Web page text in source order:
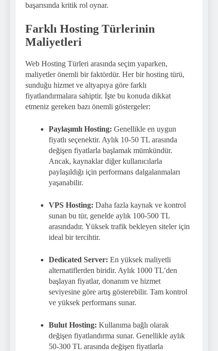
başarısında kritik rol oynar.
Farklı Hosting Türlerinin
Maliyetleri
Web Hosting Türleri arasında seçim yaparken,
maliyetler önemli bir faktördür. Her bir hosting türü,
sunduğu hizmet ve altyapıya göre farklı
fiyatlandırmalara sahiptir. İşte bu konuda dikkat
etmeniz gereken bazı önemli göstergeler:
Paylaşımlı Hosting: Genellikle en uygun
fiyatlı seçenektir. Aylık 10-50 TL arasında
değişen fiyatlarla başlamak mümkündür.
Ancak, kaynaklar diğer kullanıcılarla
paylaşıldığı için performans dalgalanmaları
yaşanabilir.
VPS Hosting: Daha fazla kaynak ve kontrol
sunan bu tür, genelde aylık 100-500 TL
arasındadır. Yüksek trafik bekleyen siteler için
ideal bir tercihtir.
Dedicated Server: En yüksek maliyetli
alternatiflerden biridir. Aylık 1000 TL’den
başlayan fiyatlar, donanım ve hizmet
seviyesine göre artış gösterebilir. Tam kontrol
ve yüksek performans sunar.
Bulut Hosting: Kullanıma bağlı olarak
değişen fiyatlandırma sunar. Genellikle aylık
50-300 TL arasında değişen fiyatlarla